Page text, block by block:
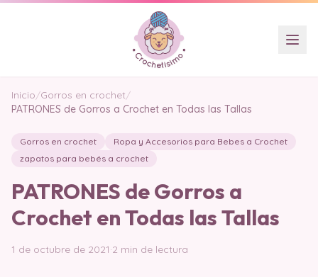
Inicio/Gorros en crochet/
PATRONES de Gorros a Crochet en Todas las Tallas
Gorros en crochet
Ropa y Accesorios para Bebes a Crochet
zapatos para bebés a crochet
PATRONES de Gorros a
Crochet en Todas las Tallas
1 de octubre de 2021·2 min de lectura